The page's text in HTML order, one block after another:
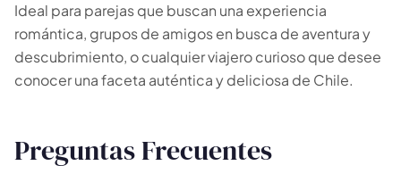
Ideal para parejas que buscan una experiencia
romántica, grupos de amigos en busca de aventura y
descubrimiento, o cualquier viajero curioso que desee
conocer una faceta auténtica y deliciosa de Chile.
Preguntas Frecuentes
🗓 Tours 1 día 📦 Paquetes varios días